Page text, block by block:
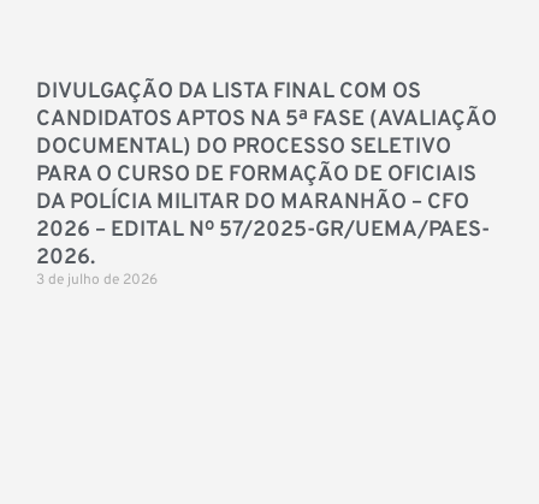
DIVULGAÇÃO DA LISTA FINAL COM OS
CANDIDATOS APTOS NA 5ª FASE (AVALIAÇÃO
DOCUMENTAL) DO PROCESSO SELETIVO
PARA O CURSO DE FORMAÇÃO DE OFICIAIS
DA POLÍCIA MILITAR DO MARANHÃO – CFO
2026 – EDITAL Nº 57/2025-GR/UEMA/PAES-
2026.
3 de julho de 2026